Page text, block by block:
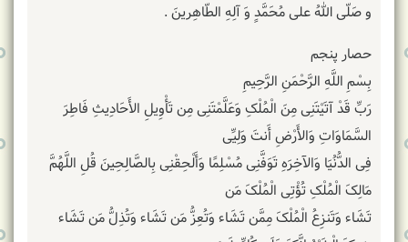
و صَلّی اللهُ علی مُحَمَّدٍ وَ آلِهِ الطّاهِرینَ .
حصار پنجم
بِسْمِ اللَّهِ الرَّحْمَنِ الرَّحِیمِ
رَبِّ قَدْ آتَیْتَنِی مِنَ الْمُلْکِ وَعَلَّمْتَنِی مِن تَأْوِیلِ الأَحَادِیثِ فَاطِرَ
السَّمَاوَاتِ وَالأَرْضِ أَنتَ وَلِیِّی
فِی الدُّنُیَا وَالآخِرَهِ تَوَفَّنِی مُسْلِمًا وَأَلْحِقْنِی بِالصَّالِحِینَ قُلِ اللَّهُمَّ
مَالِکَ الْمُلْکِ تُؤْتِی الْمُلْکَ مَن
تَشَاء وَتَنزِعُ الْمُلْکَ مِمَّن تَشَاء وَتُعِزُّ مَن تَشَاء وَتُذِلُّ مَن تَشَاء